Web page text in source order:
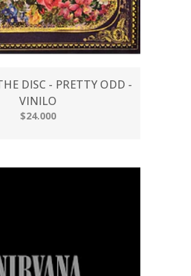
DISC - PRETTY ODD -
VINILO
$24.000